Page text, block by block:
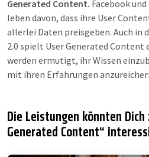
Generated Content. Facebook
leben davon, dass ihre User
allerlei Daten preisgeben. Auch in
2.0 spielt User Generated Content
werden ermutigt, ihr Wissen
mit ihren Erfahrungen
Die Leistungen könnten Dich
Generated Content“